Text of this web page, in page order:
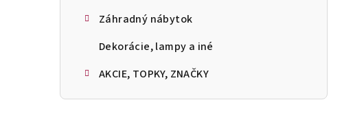
Záhradný nábytok
Dekorácie, lampy a iné
AKCIE, TOPKY, ZNAČKY